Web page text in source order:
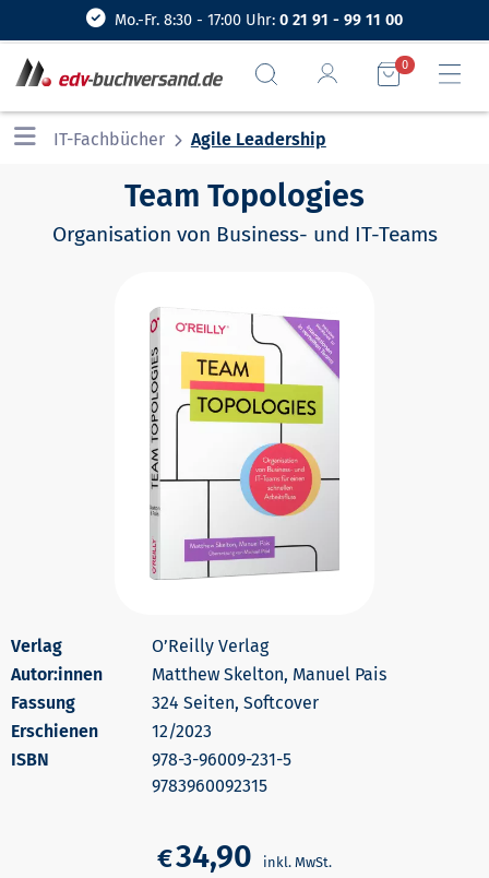
Mo.-Fr. 8:30 - 17:00 Uhr: 0 21 91 - 99 11 00
0
IT-Fachbücher Agile Leadership
Team Topologies
Organisation von Business- und IT-Teams
O’Reilly Verlag
Autor:innen
Matthew Skelton, Manuel Pais
324 Seiten, Softcover
Erschienen
12/2023
978-3-96009-231-5
9783960092315
€34,90